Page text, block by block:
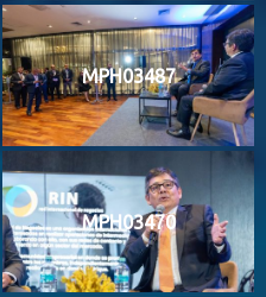
MPH03487
MPH03470